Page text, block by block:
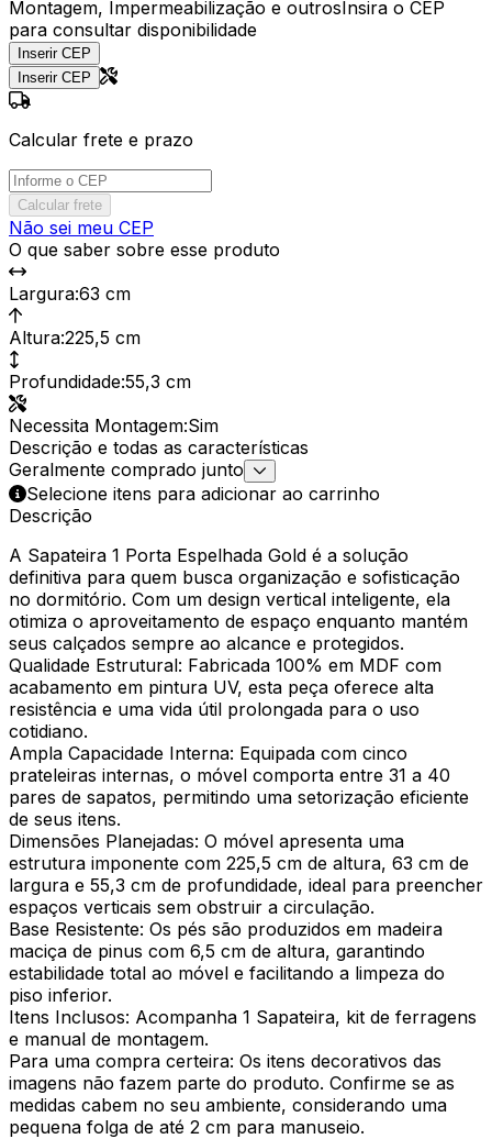
Montagem, Impermeabilização e outrosInsira o CEP
para consultar disponibilidade
Inserir CEP
Inserir CEP
Calcular frete e prazo
Calcular frete
Não sei meu CEP
O que saber sobre esse produto
Largura:63 cm
Altura:225,5 cm
Profundidade:55,3 cm
Necessita Montagem:Sim
Descrição e todas as características
Geralmente comprado junto
Selecione itens para adicionar ao carrinho
Descrição
A Sapateira 1 Porta Espelhada Gold é a solução
definitiva para quem busca organização e sofisticação
no dormitório. Com um design vertical inteligente, ela
otimiza o aproveitamento de espaço enquanto mantém
seus calçados sempre ao alcance e protegidos.
Qualidade Estrutural: Fabricada 100% em MDF com
acabamento em pintura UV, esta peça oferece alta
resistência e uma vida útil prolongada para o uso
cotidiano.
Ampla Capacidade Interna: Equipada com cinco
prateleiras internas, o móvel comporta entre 31 a 40
pares de sapatos, permitindo uma setorização eficiente
de seus itens.
Dimensões Planejadas: O móvel apresenta uma
estrutura imponente com 225,5 cm de altura, 63 cm de
largura e 55,3 cm de profundidade, ideal para preencher
espaços verticais sem obstruir a circulação.
Base Resistente: Os pés são produzidos em madeira
maciça de pinus com 6,5 cm de altura, garantindo
estabilidade total ao móvel e facilitando a limpeza do
piso inferior.
Itens Inclusos: Acompanha 1 Sapateira, kit de ferragens
e manual de montagem.
Para uma compra certeira: Os itens decorativos das
imagens não fazem parte do produto. Confirme se as
medidas cabem no seu ambiente, considerando uma
pequena folga de até 2 cm para manuseio.